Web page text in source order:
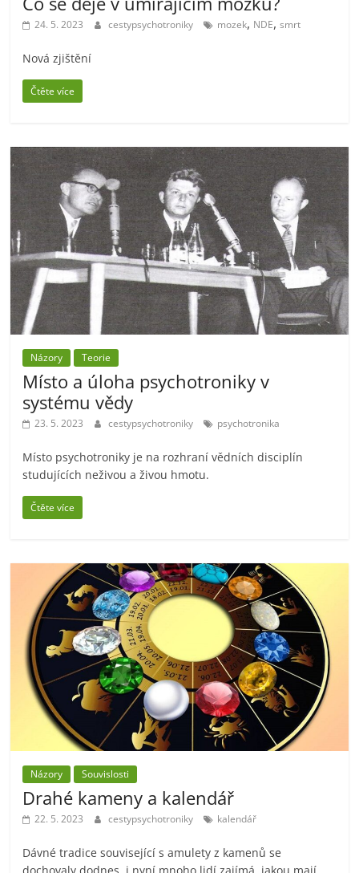
24. 5. 2023 cestypsychotroniky mozek, NDE,smrt
Nová zjištění
Čtěte více
Názory Teorie
Místo a úloha psychotroniky v
systému vědy
23. 5. 2023 cestypsychotroniky psychotronika
Místo psychotroniky je na rozhraní vědních disciplín
studujících neživou a živou hmotu.
Čtěte více
Názory Souvislosti
Drahé kameny a kalendář
22. 5. 2023 cestypsychotroniky kalendář
Dávné tradice související s amulety z kamenů se